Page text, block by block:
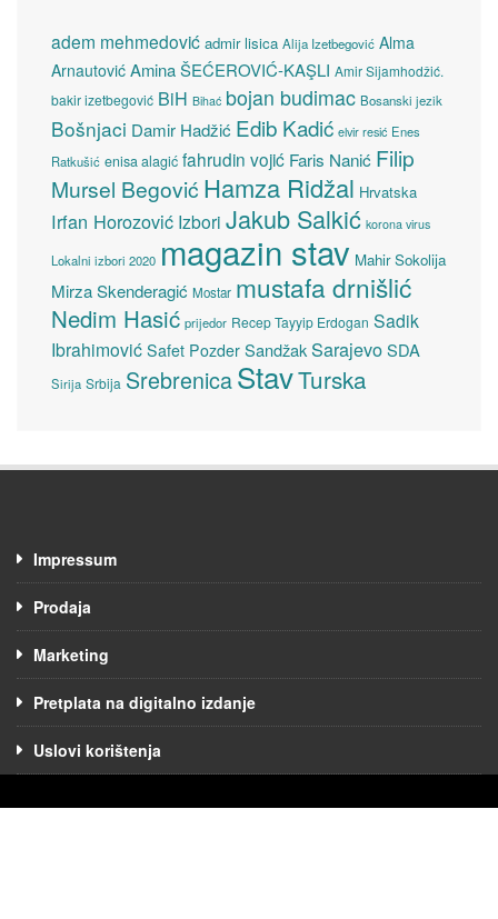
adem mehmedović admir lisica Alija Izetbegović Alma
Arnautović Amina ŠEĆEROVIĆ-KAŞLI Amir Sijamhodžić.
bakir izetbegović BiH Bihać bojan budimac Bosanski jezik
Bošnjaci Damir Hadžić Edib Kadić elvir resić Enes
Ratkušić enisa alagić fahrudin vojić Faris Nanić Filip
Mursel Begović Hamza Ridžal Hrvatska
Irfan Horozović Izbori Jakub Salkić korona virus
Lokalni izbori 2020 magazin stav Mahir Sokolija
Mirza Skenderagić Mostar mustafa drnišlić
Nedim Hasić prijedor Recep Tayyip Erdogan Sadik
Ibrahimović Safet Pozder SandžakSarajevoSDA
Sirija Srbija SrebrenicaStavTurska
Impressum
Prodaja
Marketing
Pretplata na digitalno izdanje
Uslovi korištenja